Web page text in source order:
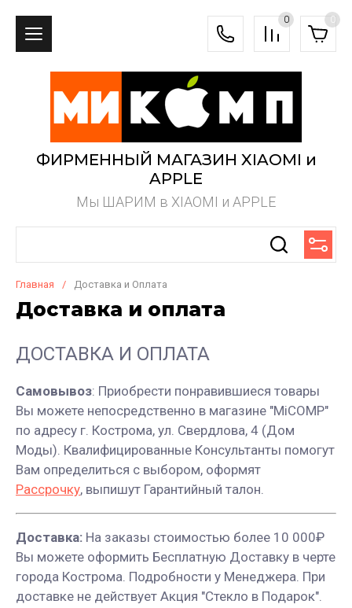
0 0
ФИРМЕННЫЙ МАГАЗИН XIAOMI и
APPLE
Мы ШАРИМ в XIAOMI и APPLE
Главная / Доставка и Оплата
Доставка и оплата
ДОСТАВКА И ОПЛАТА
Самовывоз: Приобрести понравившиеся товары
Вы можете непосредственно в магазине "MiCOMP"
по адресу г. Кострома, ул. Свердлова, 4 (Дом
Моды). Квалифицированные Консультанты помогут
Вам определиться с выбором, оформят
Рассрочку, выпишут Гарантийный талон.
Доставка: На заказы стоимостью более 10 000₽
Вы можете оформить Бесплатную Доставку в черте
города Кострома. Подробности у Менеджера. При
доставке не действует Акция "Стекло в Подарок".